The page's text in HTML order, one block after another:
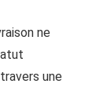
ne
une